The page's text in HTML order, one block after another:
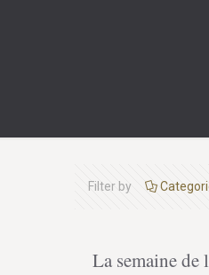
Filter by
La semaine de